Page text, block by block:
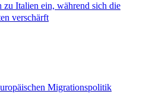
Italien ein, während sich die
verschärft
Migrationspolitik